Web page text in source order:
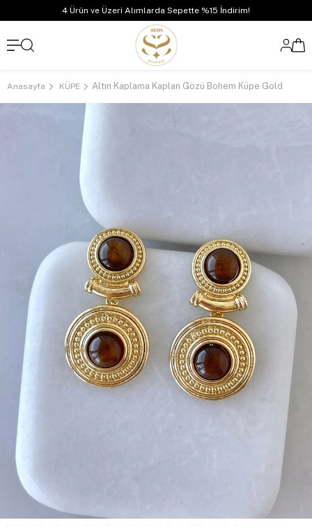
4 Ürün ve Üzeri Alımlarda Sepette %15 İndirim!
Anasayfa KÜPE Altın Kaplama Kaplan Gözü Bohem Küpe Gold